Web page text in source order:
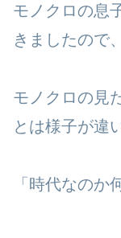
モノクロの息
きましたので
モノクロの見
とは様子が違
「時代なの